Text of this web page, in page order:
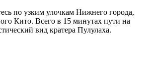
по узким улочкам Нижнего города,
Кито. Всего в 15 минутах пути на
вид кратера Пулулаха.